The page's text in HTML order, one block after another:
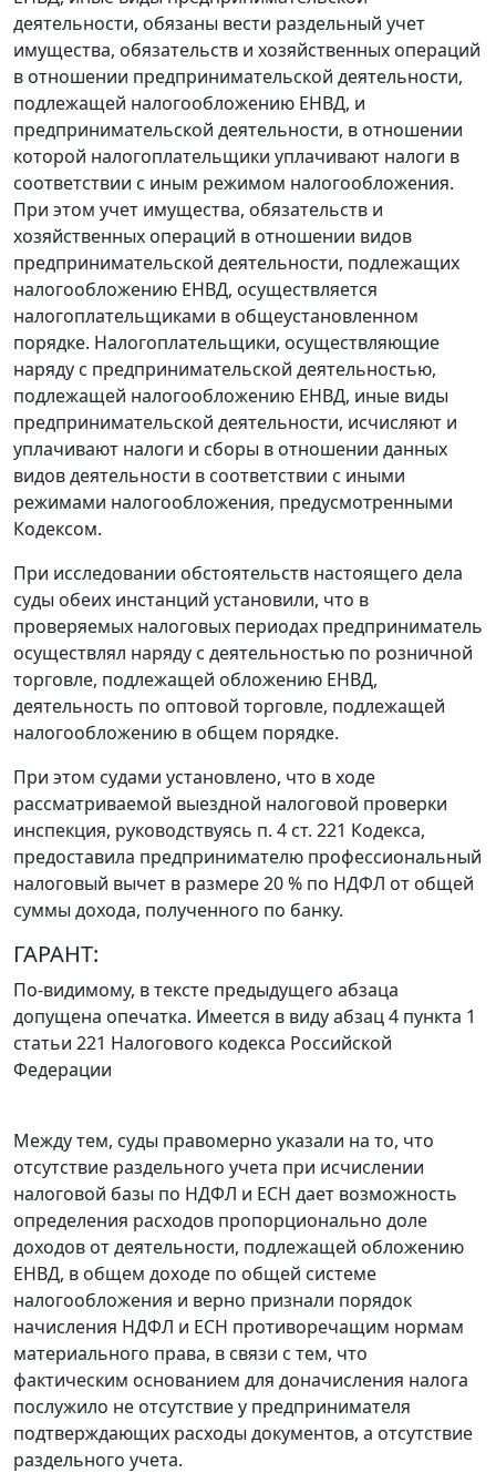
деятельности, обязаны вести раздельный учет
имущества, обязательств и хозяйственных операций
в отношении предпринимательской деятельности,
подлежащей налогообложению ЕНВД, и
предпринимательской деятельности, в отношении
которой налогоплательщики уплачивают налоги в
соответствии с иным режимом налогообложения.
При этом учет имущества, обязательств и
хозяйственных операций в отношении видов
предпринимательской деятельности, подлежащих
налогообложению ЕНВД, осуществляется
налогоплательщиками в общеустановленном
порядке. Налогоплательщики, осуществляющие
наряду с предпринимательской деятельностью,
подлежащей налогообложению ЕНВД, иные виды
предпринимательской деятельности, исчисляют и
уплачивают налоги и сборы в отношении данных
видов деятельности в соответствии с иными
режимами налогообложения, предусмотренными
Кодексом.
При исследовании обстоятельств настоящего дела
суды обеих инстанций установили, что в
проверяемых налоговых периодах предприниматель
осуществлял наряду с деятельностью по розничной
торговле, подлежащей обложению ЕНВД,
деятельность по оптовой торговле, подлежащей
налогообложению в общем порядке.
При этом судами установлено, что в ходе
рассматриваемой выездной налоговой проверки
инспекция, руководствуясь п. 4 ст. 221 Кодекса,
предоставила предпринимателю профессиональный
налоговый вычет в размере 20 % по НДФЛ от общей
суммы дохода, полученного по банку.
ГАРАНТ:
По-видимому, в тексте предыдущего абзаца
допущена опечатка. Имеется в видуабзац 4 пункта 1
статьи 221 Налогового кодекса Российской
Федерации
Между тем, суды правомерно указали на то, что
отсутствие раздельного учета при исчислении
налоговой базы по НДФЛ и ЕСН дает возможность
определения расходов пропорционально доле
доходов от деятельности, подлежащей обложению
ЕНВД, в общем доходе по общей системе
налогообложения и верно признали порядок
начисления НДФЛ и ЕСН противоречащим нормам
материального права, в связи с тем, что
фактическим основанием для доначисления налога
послужило не отсутствие у предпринимателя
подтверждающих расходы документов, а отсутствие
раздельного учета.